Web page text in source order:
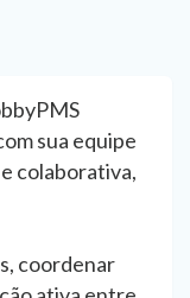
sua equipe
colaborativa,
coordenar